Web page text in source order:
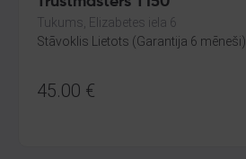
Tukums, Elizabetes iela 6
Stāvoklis Lietots (Garantija 6 mēneši)
45.00 €